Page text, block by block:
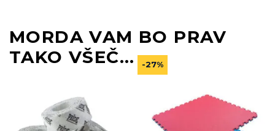
MORDA VAM BO PRAV
TAKO VŠEČ…
-27%